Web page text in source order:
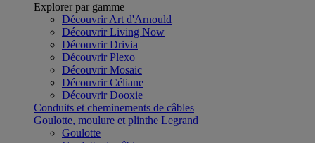
Explorer par gamme
Découvrir Art d'Arnould
Découvrir Living Now
Découvrir Drivia
Découvrir Plexo
Découvrir Mosaic
Découvrir Céliane
Découvrir Dooxie
Conduits et cheminements de câbles
Goulotte, moulure et plinthe Legrand
Goulotte